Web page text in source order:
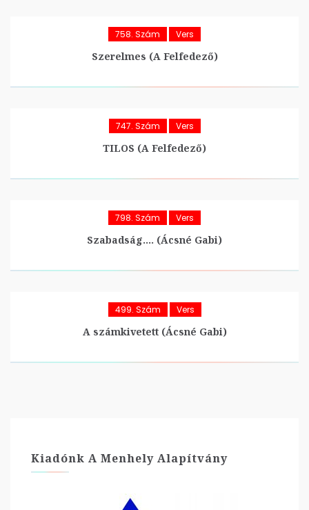
758. Szám Vers
Szerelmes (A Felfedező)
747. Szám Vers
TILOS (A Felfedező)
798. Szám Vers
Szabadság…. (Ácsné Gabi)
499. Szám Vers
A számkivetett (Ácsné Gabi)
Kiadónk A Menhely Alapítvány